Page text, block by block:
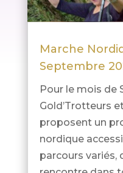
Marche
Septembre
Pour le mois de
Gold’Trotteurs
proposent un
nordique
parcours variés,